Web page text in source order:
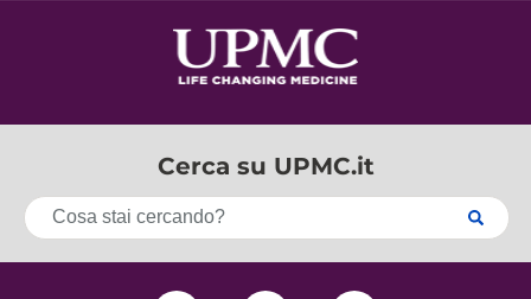
Cerca su UPMC.it